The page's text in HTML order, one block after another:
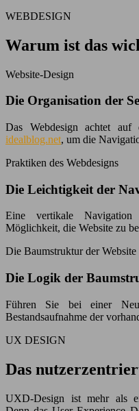
WEBDESIGN
Warum ist das
Website-Design
Die Organisation der
Das Webdesign achtet
idealblog.net, um die
Praktiken des Webdesigns
Die Leichtigkeit der
Eine vertikale Navigation
Möglichkeit, die Website zu
Die Baumstruktur der Website
Die Logik der
Führen Sie bei einer
Bestandsaufnahme der
UX DESIGN
Das
UXD-Design ist mehr als